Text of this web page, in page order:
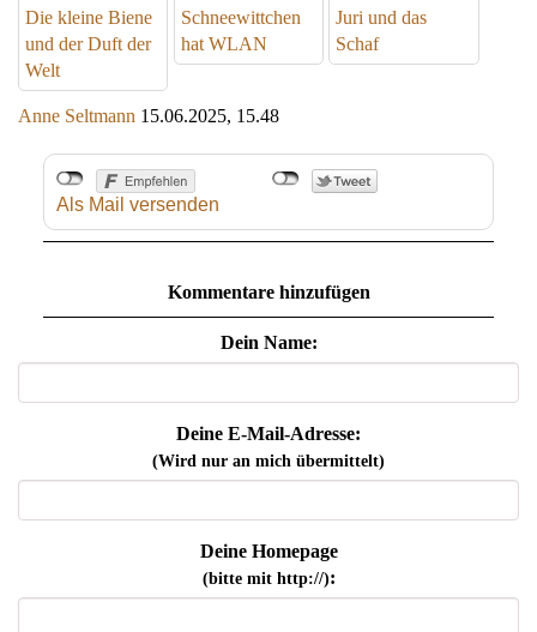
Die kleine Biene
und der Duft der
Welt
Schneewittchen
hat WLAN
Juri und das
Schaf
Anne Seltmann 15.06.2025, 15.48
Als Mail versenden
Kommentare hinzufügen
Dein Name:
Deine E-Mail-Adresse:
(Wird nur an mich übermittelt)
Deine Homepage
(bitte mit http://):